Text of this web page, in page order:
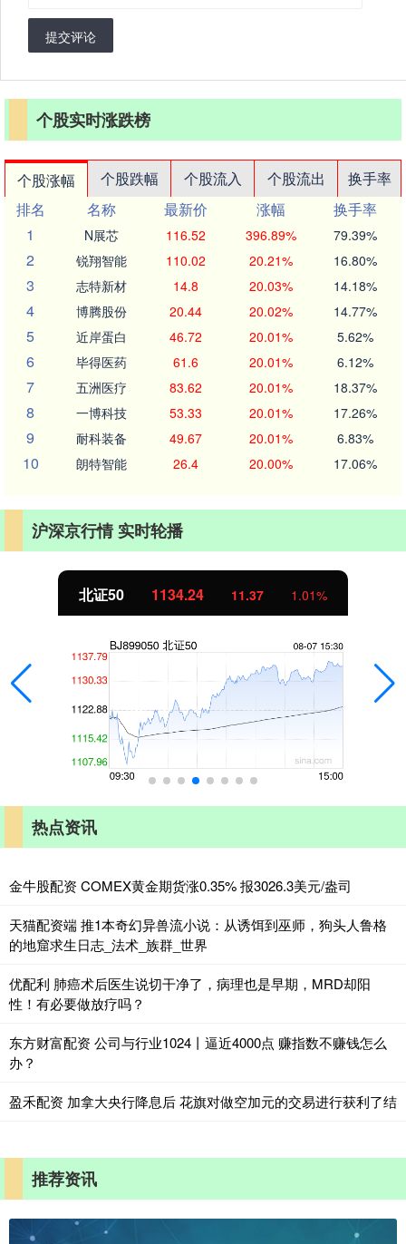
提交评论
个股实时涨跌榜
个股涨幅 个股跌幅 个股流入 个股流出
换手率
排名
名称 最新价 涨幅
换手率
1
N展芯 116.52 396.89% 79.39%
2 锐翔智能 110.02 20.21% 16.80%
3 志特新材 14.8 20.03% 14.18%
4 博腾股份 20.44 20.02% 14.77%
5 近岸蛋白 46.72 20.01% 5.62%
6 毕得医药 61.6 20.01% 6.12%
7 五洲医疗 83.62 20.01% 18.37%
8 一博科技 53.33 20.01% 17.26%
9 耐科装备 49.67 20.01% 6.83%
10 朗特智能 26.4 20.00% 17.06%
沪深京行情 实时轮播
北证50 1134.24 11.37 1.01%
热点资讯
金牛股配资 COMEX黄金期货涨0.35% 报3026.3美元/盎司
天猫配资端 推1本奇幻异兽流小说：从诱饵到巫师，狗头人鲁格
的地窟求生日志_法术_族群_世界
优配利 肺癌术后医生说切干净了，病理也是早期，MRD却阳
性！有必要做放疗吗？
东方财富配资 公司与行业1024丨逼近4000点 赚指数不赚钱怎么
办？
盈禾配资 加拿大央行降息后 花旗对做空加元的交易进行获利了结
推荐资讯